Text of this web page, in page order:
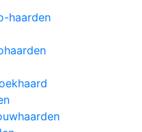
haarden